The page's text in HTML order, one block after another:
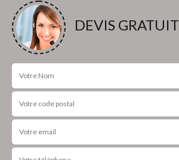
DEVIS GRATUIT